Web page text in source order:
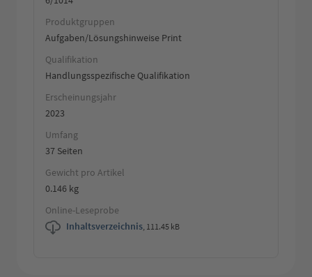
Produktgruppen
Aufgaben/Lösungshinweise Print
Qualifikation
Handlungsspezifische Qualifikation
Erscheinungsjahr
2023
Umfang
37 Seiten
Gewicht pro Artikel
0.146 kg
Online-Leseprobe
Inhaltsverzeichnis, 111.45 kB